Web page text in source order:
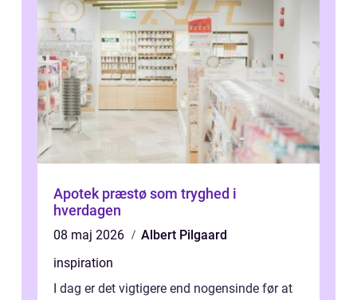
Apotek præstø som tryghed i
hverdagen
08 maj 2026
Albert Pilgaard
inspiration
I dag er det vigtigere end nogensinde før at